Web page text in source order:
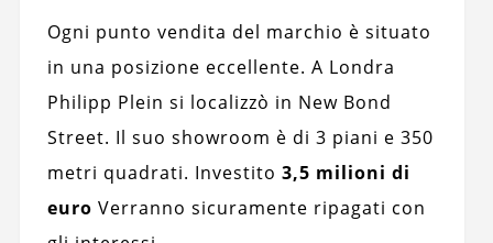
Ogni punto vendita del marchio è situato
in una posizione eccellente. A Londra
Philipp Plein si localizzò in New Bond
Street. Il suo showroom è di 3 piani e 350
metri quadrati. Investito 3,5 milioni di
euro Verranno sicuramente ripagati con